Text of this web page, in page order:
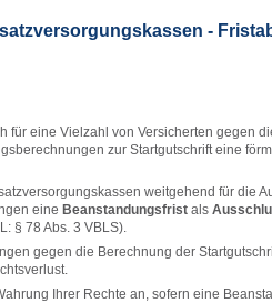
-
eine Vielzahl von Versicherten gegen
zur Startgutschrift eine
weitgehend für die
eine Beanstandungsfrist als
§ 78 Abs. 3 VBLS).
gegen die Berechnung der
Ihrer Rechte an, sofern eine